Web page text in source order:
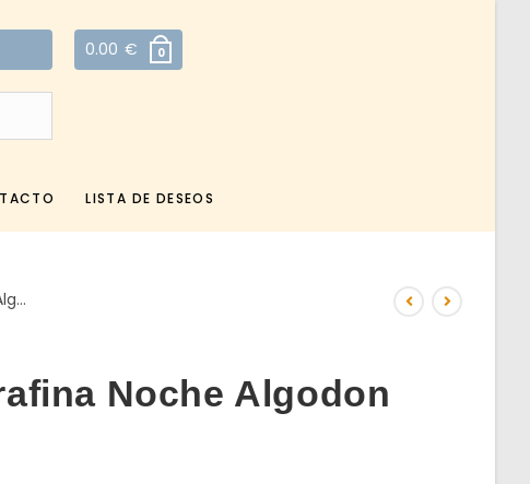
0.00 € 0
LISTA DE DESEOS
Noche Algodon